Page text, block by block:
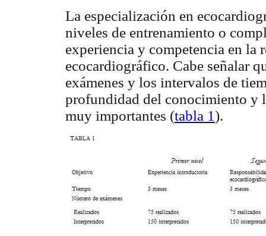
La especialización en
niveles de entrenamiento o
experiencia y competencia en la
ecocardiográfico. Cabe señalar
exámenes y los intervalos de
profundidad del conocimiento y
muy importantes (tabla 1).